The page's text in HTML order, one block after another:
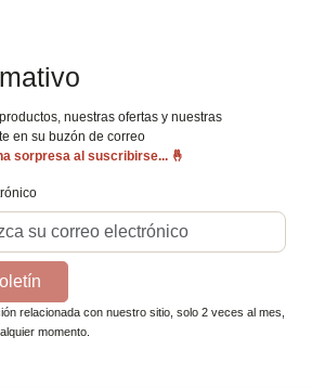
nuestras ofertas y nuestras
en su buzón de correo
sorpresa al suscribirse... 🤞
relacionada con nuestro sitio, solo 2 veces al mes,
momento.